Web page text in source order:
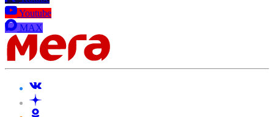
Youtube
MAX